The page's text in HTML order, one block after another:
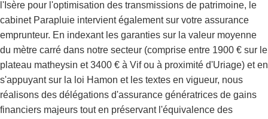
l'Isère pour l'optimisation des transmissions de patrimoine, le
cabinet Parapluie intervient également sur votre assurance
emprunteur. En indexant les garanties sur la valeur moyenne
du mètre carré dans notre secteur (comprise entre 1900 € sur le
plateau matheysin et 3400 € à Vif ou à proximité d'Uriage) et en
s'appuyant sur la loi Hamon et les textes en vigueur, nous
réalisons des délégations d'assurance génératrices de gains
financiers majeurs tout en préservant l'équivalence des